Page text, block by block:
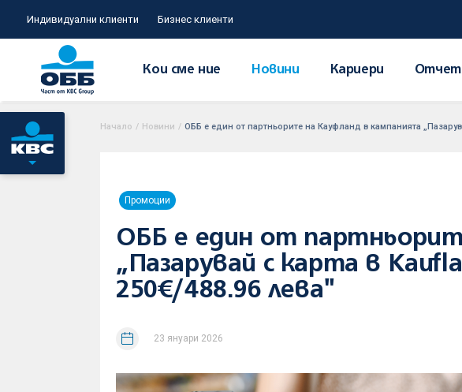
Индивидуални клиенти Бизнес клиенти
Кои сме ние Новини Кариери
Начало / Новини / ОББ е един от партньорите на Кауфланд в кампанията
Промоции
ОББ е един от
„Пазарувай с карта в
250€/488.96 лева"
23 януари 2026